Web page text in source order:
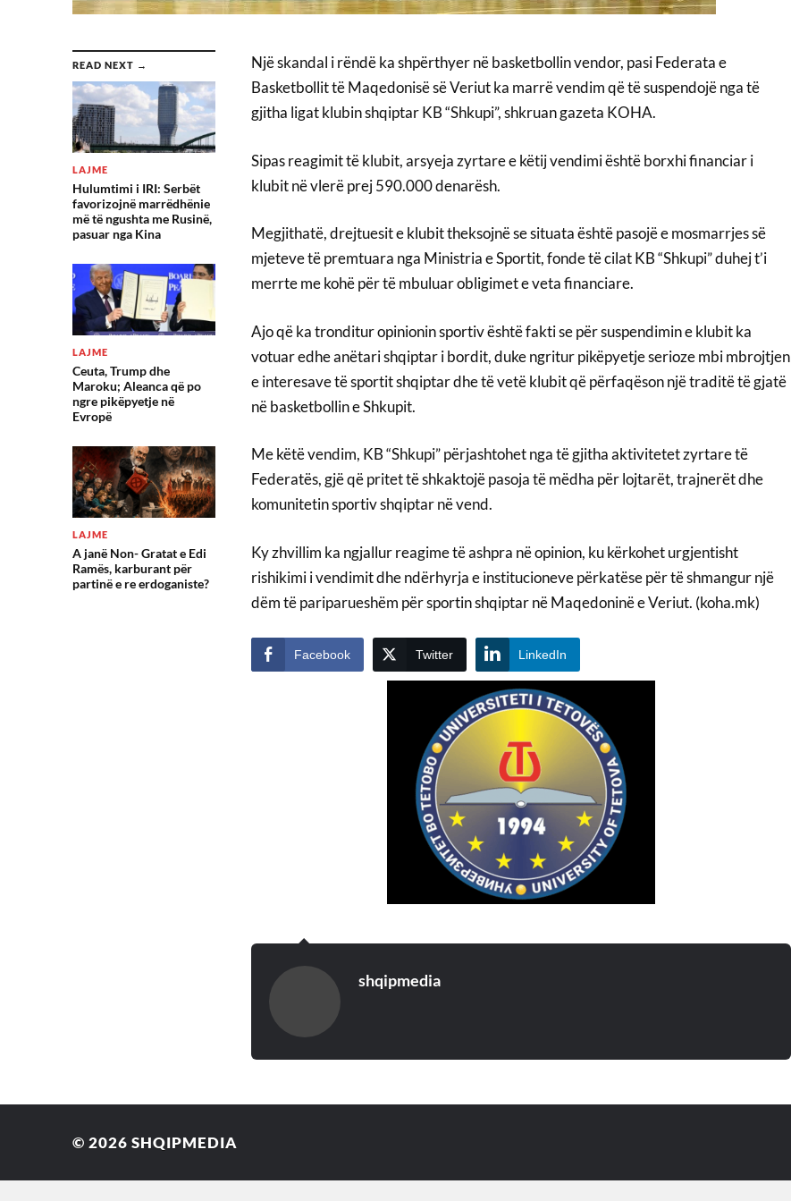
READ NEXT →
LAJME
Hulumtimi i IRI: Serbët
favorizojnë marrëdhënie
më të ngushta me Rusinë,
pasuar nga Kina
LAJME
Ceuta, Trump dhe
Maroku; Aleanca që po
ngre pikëpyetje në
Evropë
LAJME
A janë Non- Gratat e Edi
Ramës, karburant për
partinë e re erdoganiste?
Një skandal i rëndë ka shpërthyer në basketbollin vendor, pasi Federata e
Basketbollit të Maqedonisë së Veriut ka marrë vendim që të suspendojë nga të
gjitha ligat klubin shqiptar KB “Shkupi”, shkruan gazeta KOHA.
Sipas reagimit të klubit, arsyeja zyrtare e këtij vendimi është borxhi financiar i
klubit në vlerë prej 590.000 denarësh.
Megjithatë, drejtuesit e klubit theksojnë se situata është pasojë e mosmarrjes së
mjeteve të premtuara nga Ministria e Sportit, fonde të cilat KB “Shkupi” duhej t’i
merrte me kohë për të mbuluar obligimet e veta financiare.
Ajo që ka tronditur opinionin sportiv është fakti se për suspendimin e klubit ka
votuar edhe anëtari shqiptar i bordit, duke ngritur pikëpyetje serioze mbi mbrojtjen
e interesave të sportit shqiptar dhe të vetë klubit që përfaqëson një traditë të gjatë
në basketbollin e Shkupit.
Me këtë vendim, KB “Shkupi” përjashtohet nga të gjitha aktivitetet zyrtare të
Federatës, gjë që pritet të shkaktojë pasoja të mëdha për lojtarët, trajnerët dhe
komunitetin sportiv shqiptar në vend.
Ky zhvillim ka ngjallur reagime të ashpra në opinion, ku kërkohet urgjentisht
rishikimi i vendimit dhe ndërhyrja e institucioneve përkatëse për të shmangur një
dëm të pariparueshëm për sportin shqiptar në Maqedoninë e Veriut. (koha.mk)
Facebook Twitter LinkedIn
shqipmedia
© 2026 SHQIPMEDIA